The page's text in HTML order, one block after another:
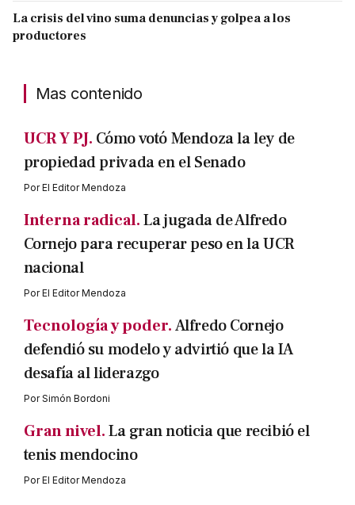
La crisis del vino suma denuncias y golpea a los
productores
Mas contenido
UCR Y PJ. Cómo votó Mendoza la ley de
propiedad privada en el Senado
PorEl Editor Mendoza
Interna radical.La jugada de Alfredo
Cornejo para recuperar peso en la UCR
nacional
PorEl Editor Mendoza
Tecnología y poder.Alfredo Cornejo
defendió su modelo y advirtió que la IA
desafía al liderazgo
PorSimón Bordoni
Gran nivel.La gran noticia que recibió el
tenis mendocino
PorEl Editor Mendoza